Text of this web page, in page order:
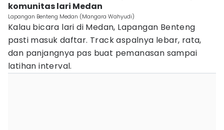
komunitas lari Medan
Lapangan Benteng Medan (Mangara Wahyudi)
Kalau bicara lari di Medan, Lapangan Benteng
pasti masuk daftar. Track aspalnya lebar, rata,
dan panjangnya pas buat pemanasan sampai
latihan interval.